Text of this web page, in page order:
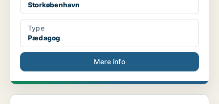
Storkøbenhavn
Type
Pædagog
Mere info
Vi søger en socialpædagog, der kan arbejde alene, ...